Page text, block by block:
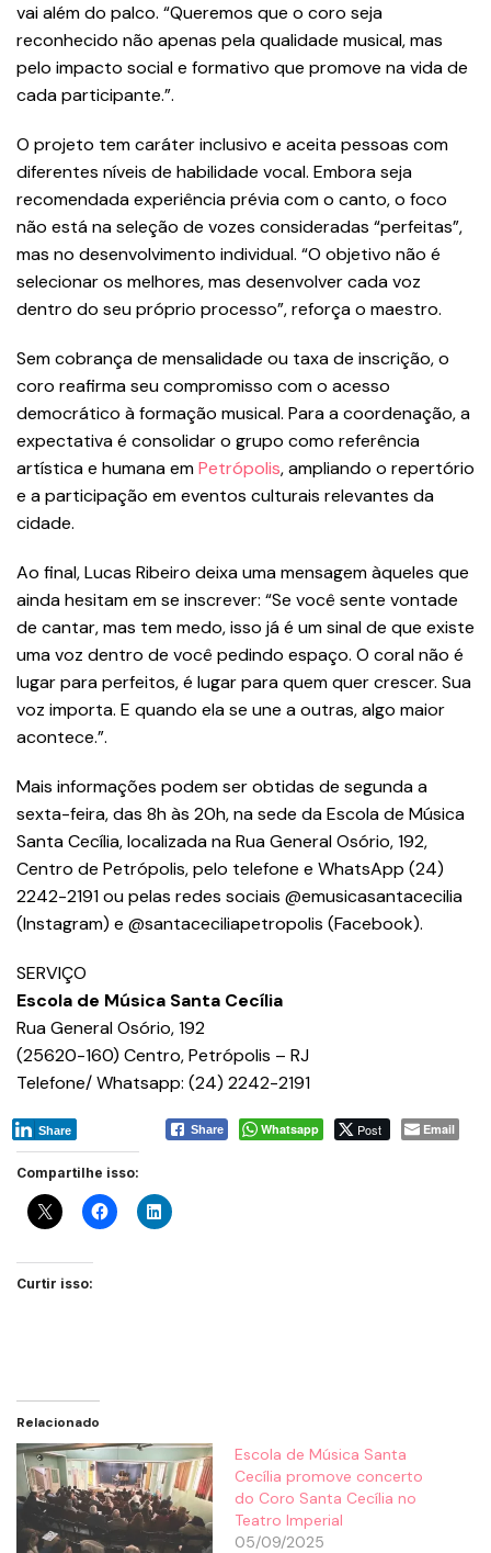
vai além do palco. “Queremos que o coro seja
reconhecido não apenas pela qualidade musical, mas
pelo impacto social e formativo que promove na vida de
cada participante.”.
O projeto tem caráter inclusivo e aceita pessoas com
diferentes níveis de habilidade vocal. Embora seja
recomendada experiência prévia com o canto, o foco
não está na seleção de vozes consideradas “perfeitas”,
mas no desenvolvimento individual. “O objetivo não é
selecionar os melhores, mas desenvolver cada voz
dentro do seu próprio processo”, reforça o maestro.
Sem cobrança de mensalidade ou taxa de inscrição, o
coro reafirma seu compromisso com o acesso
democrático à formação musical. Para a coordenação, a
expectativa é consolidar o grupo como referência
artística e humana emPetrópolis, ampliando o repertório
e a participação em eventos culturais relevantes da
cidade.
Ao final, Lucas Ribeiro deixa uma mensagem àqueles que
ainda hesitam em se inscrever: “Se você sente vontade
de cantar, mas tem medo, isso já é um sinal de que existe
uma voz dentro de você pedindo espaço. O coral não é
lugar para perfeitos, é lugar para quem quer crescer. Sua
voz importa. E quando ela se une a outras, algo maior
acontece.”.
Mais informações podem ser obtidas de segunda a
sexta-feira, das 8h às 20h, na sede da Escola de Música
Santa Cecília, localizada na Rua General Osório, 192,
Centro de Petrópolis, pelo telefone e WhatsApp (24)
2242-2191 ou pelas redes sociais @emusicasantacecilia
(Instagram) e @santaceciliapetropolis (Facebook).
SERVIÇO
Escola de Música Santa Cecília
Rua General Osório, 192
(25620-160) Centro, Petrópolis – RJ
Telefone/ Whatsapp: (24) 2242-2191
Share Whatsapp Post Email
Share
Compartilhe isso:
Curtir isso:
Relacionado
Escola de Música Santa
Cecília promove concerto
do Coro Santa Cecília no
Teatro Imperial
05/09/2025